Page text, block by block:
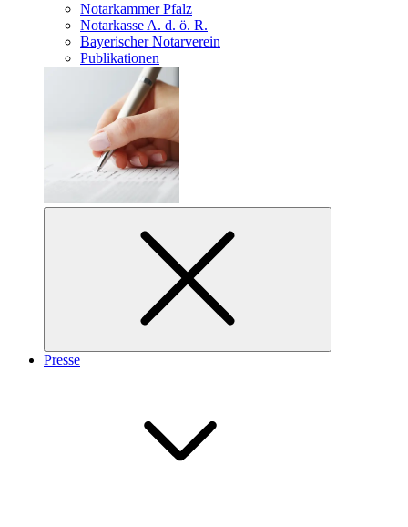
Notarkammer Pfalz
Notarkasse A. d. ö. R.
Bayerischer Notarverein
Publikationen
Presse